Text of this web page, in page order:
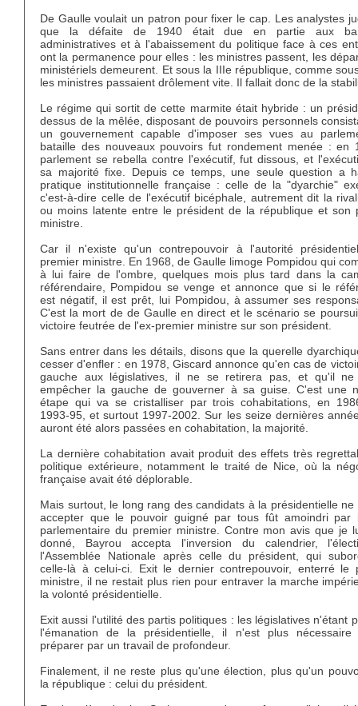
De Gaulle voulait un patron pour fixer le cap. Les analystes
que la défaite de 1940 était due en partie aux
administratives et à l'abaissement du politique face à ces
ont la permanence pour elles : les ministres passent, les
ministériels demeurent. Et sous la IIIe république, comme
les ministres passaient drôlement vite. Il fallait donc de la
Le régime qui sortit de cette marmite était hybride : un
dessus de la mêlée, disposant de pouvoirs personnels
un gouvernement capable d'imposer ses vues au
bataille des nouveaux pouvoirs fut rondement menée : en
parlement se rebella contre l'exécutif, fut dissous, et
sa majorité fixe. Depuis ce temps, une seule question a
pratique institutionnelle française : celle de la "dyarchie"
c'est-à-dire celle de l'exécutif bicéphale, autrement dit la
ou moins latente entre le président de la république et son
ministre.
Car il n'existe qu'un contrepouvoir à l'autorité
premier ministre. En 1968, de Gaulle limoge Pompidou qui
à lui faire de l'ombre, quelques mois plus tard dans la
référendaire, Pompidou se venge et annonce que si le
est négatif, il est prêt, lui Pompidou, à assumer ses
C'est la mort de de Gaulle en direct et le scénario se
victoire feutrée de l'ex-premier ministre sur son président.
Sans entrer dans les détails, disons que la querelle
cesser d'enfler : en 1978, Giscard annonce qu'en cas de
gauche aux législatives, il ne se retirera pas, et qu'il ne
empêcher la gauche de gouverner à sa guise. C'est une
étape qui va se cristalliser par trois cohabitations, en
1993-95, et surtout 1997-2002. Sur les seize dernières
auront été alors passées en cohabitation, la majorité.
La dernière cohabitation avait produit des effets très
politique extérieure, notamment le traité de Nice, où la
française avait été déplorable.
Mais surtout, le long rang des candidats à la présidentielle ne
accepter que le pouvoir guigné par tous fût amoindri par
parlementaire du premier ministre. Contre mon avis que je
donné, Bayrou accepta l'inversion du calendrier,
l'Assemblée Nationale après celle du président, qui
celle-là à celui-ci. Exit le dernier contrepouvoir, enterré le
ministre, il ne restait plus rien pour entraver la marche
la volonté présidentielle.
Exit aussi l'utilité des partis politiques : les législatives n'étant
l'émanation de la présidentielle, il n'est plus
préparer par un travail de profondeur.
Finalement, il ne reste plus qu'une élection, plus qu'un
la république : celui du président.